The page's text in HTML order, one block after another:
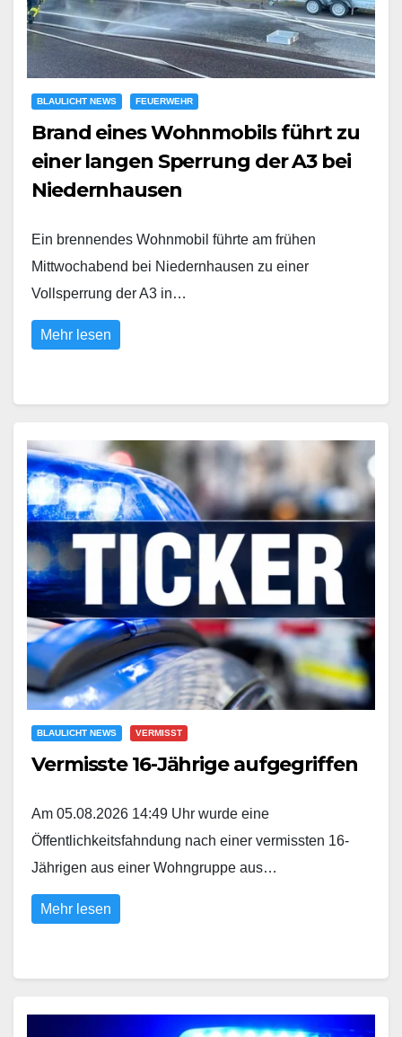
BLAULICHT NEWS FEUERWEHR
Brand eines Wohnmobils führt zu
einer langen Sperrung der A3 bei
Niedernhausen
Ein brennendes Wohnmobil führte am frühen
Mittwochabend bei Niedernhausen zu einer
Vollsperrung der A3 in…
Mehr lesen
BLAULICHT NEWS VERMISST
Vermisste 16-Jährige aufgegriffen
Am 05.08.2026 14:49 Uhr wurde eine
Öffentlichkeitsfahndung nach einer vermissten 16-
Jährigen aus einer Wohngruppe aus…
Mehr lesen